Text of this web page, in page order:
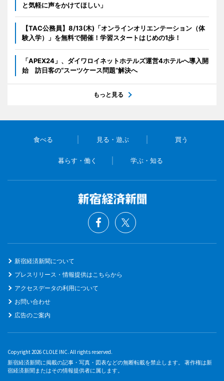
と気軽に声をかけてほしい」
【TAC公務員】8/13(木)「オンラインオリエンテーション（体
験入学）」を無料で開催！学習スタートはじめの1歩！
「APEX24」、ダイワロイネットホテルズ運営4ホテルへ導入開
始 訪日客の“スーツケース問題”解決へ
もっと見る
食べる 見る・遊ぶ 買う
暮らす・働く 学ぶ・知る
新宿経済新聞について
プレスリリース・情報提供はこちらから
アクセスデータの利用について
お問い合わせ
広告のご案内
Copyright 2026 CLOLE INC. All rights reserved.
新宿経済新聞に掲載の記事・写真・図表などの無断転載を禁止します。 著作権は新
宿経済新聞またはその情報提供者に属します。